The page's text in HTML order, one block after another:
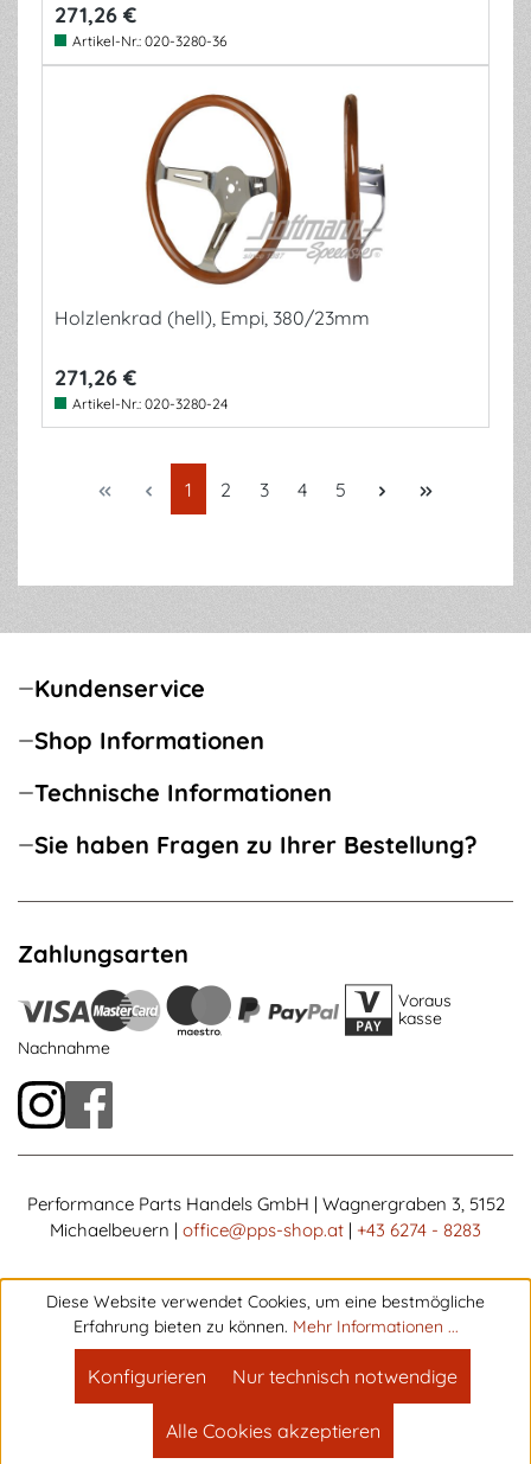
271,26 €
Artikel-Nr.: 020-3280-36
Holzlenkrad (hell), Empi, 380/23mm
271,26 €
Artikel-Nr.: 020-3280-24
Seite
1 Seite
2 Seite
3 Seite
4 Seite
5
Kundenservice
Shop Informationen
Technische Informationen
Sie haben Fragen zu Ihrer Bestellung?
Zahlungsarten
Voraus
kasse
Nachnahme
Performance Parts Handels GmbH | Wagnergraben 3, 5152
Michaelbeuern | office@pps-shop.at | +43 6274 - 8283
Diese Website verwendet Cookies, um eine bestmögliche
Erfahrung bieten zu können. Mehr Informationen ...
Nur technisch notwendige
Konfigurieren
Alle Cookies akzeptieren